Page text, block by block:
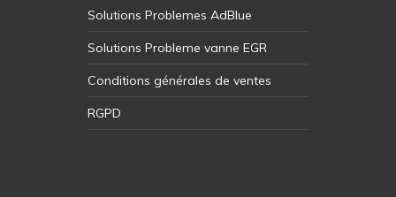
Solutions Problemes AdBlue
Solutions Probleme vanne EGR
Conditions générales de ventes
RGPD